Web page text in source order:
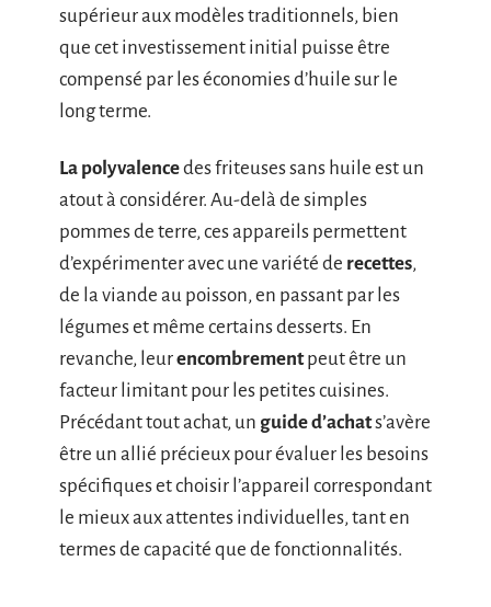
supérieur aux modèles traditionnels, bien
que cet investissement initial puisse être
compensé par les économies d’huile sur le
long terme.
La polyvalencedes friteuses sans huile est un
atout à considérer. Au-delà de simples
pommes de terre, ces appareils permettent
d’expérimenter avec une variété de recettes,
de la viande au poisson, en passant par les
légumes et même certains desserts. En
revanche, leurencombrementpeut être un
facteur limitant pour les petites cuisines.
Précédant tout achat, un guide d’achats’avère
être un allié précieux pour évaluer les besoins
spécifiques et choisir l’appareil correspondant
le mieux aux attentes individuelles, tant en
termes de capacité que de fonctionnalités.